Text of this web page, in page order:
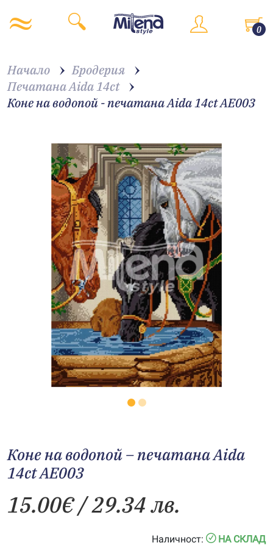
0
Начало
Бродерия
Печатана Aida 14ct
Коне на водопой - печатана Aida 14ct AE003
Коне на водопой – печатана Aida
14ct AE003
15.00€/ 29.34 лв.
Наличност:
НА СКЛАД